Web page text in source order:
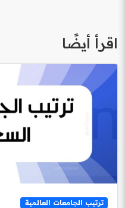
اقرأ أيضًا
ترتيب الجامعات العالمية